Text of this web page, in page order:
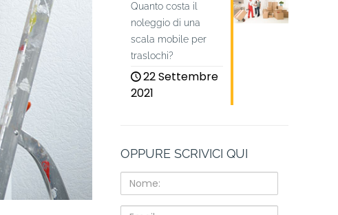
Quanto costa il
noleggio di una
scala mobile per
traslochi?
22 Settembre
2021
OPPURE SCRIVICI QUI
Nome: